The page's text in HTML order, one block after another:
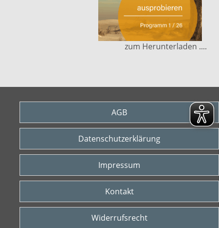
zum Herunterladen ....
AGB
Datenschutzerklärung
Impressum
Kontakt
Widerrufsrecht